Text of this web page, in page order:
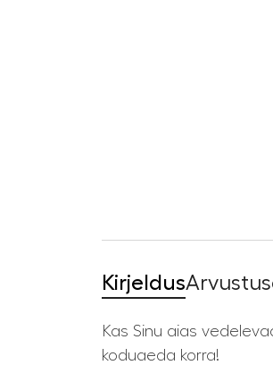
Kirjeldus
Kas Sinu aias
koduaeda korra!